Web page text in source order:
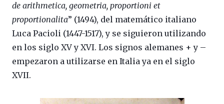
de arithmetica, geometria, proportioni et
proportionalita” (1494), del matemático italiano
Luca Pacioli (1447-1517), y se siguieron utilizando
en los siglo XV y XVI. Los signos alemanes + y –
empezaron a utilizarse en Italia ya en el siglo
XVII.